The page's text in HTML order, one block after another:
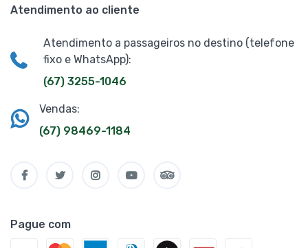
Atendimento ao cliente
Atendimento a passageiros no destino (telefone
fixo e WhatsApp):
(67) 3255-1046
Vendas:
(67) 98469-1184
Pague com